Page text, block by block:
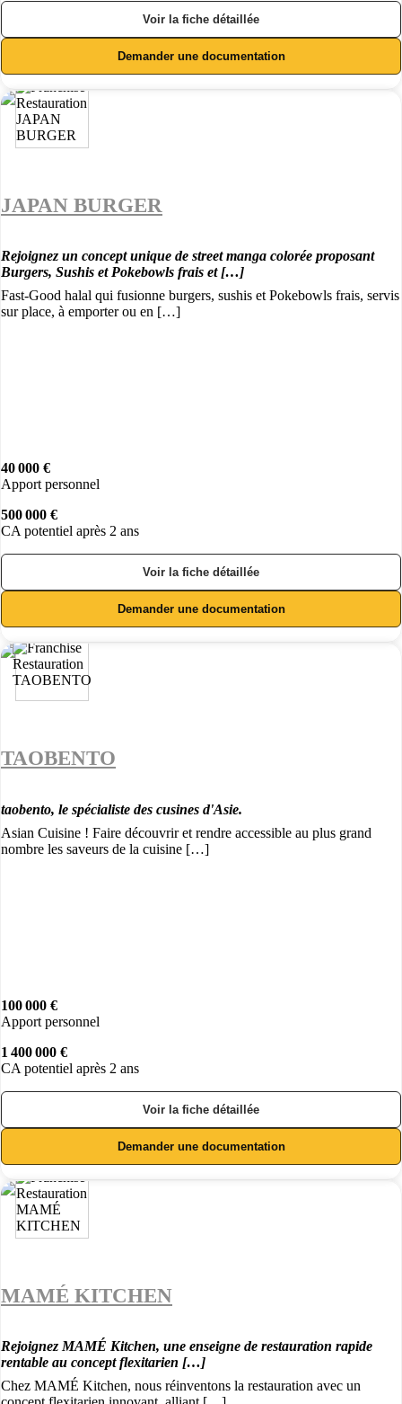
Voir la fiche détaillée
Demander une documentation
JAPAN BURGER
Rejoignez un concept unique de street manga colorée proposant
Burgers, Sushis et Pokebowls frais et […]
Fast-Good halal qui fusionne burgers, sushis et Pokebowls frais, servis
sur place, à emporter ou en […]
40 000 €
Apport personnel
500 000 €
CA potentiel après 2 ans
Voir la fiche détaillée
Demander une documentation
TAOBENTO
taobento, le spécialiste des cusines d'Asie.
Asian Cuisine ! Faire découvrir et rendre accessible au plus grand
nombre les saveurs de la cuisine […]
100 000 €
Apport personnel
1 400 000 €
CA potentiel après 2 ans
Voir la fiche détaillée
Demander une documentation
MAMÉ KITCHEN
Rejoignez MAMÉ Kitchen, une enseigne de restauration rapide
rentable au concept flexitarien […]
Chez MAMÉ Kitchen, nous réinventons la restauration avec un